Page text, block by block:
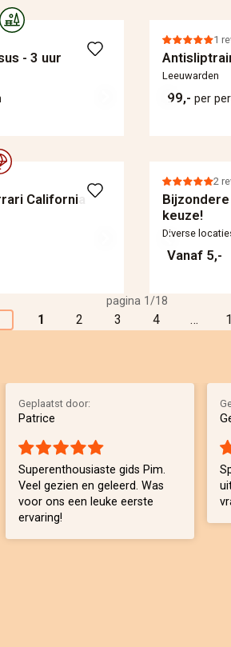
- 3 uur
1
Leeuwarden
99,- per
California
2
keuze!
Diverse
Vanaf 5,-
pagina 1/18
1 2 3 4 …
Geplaatst door:
Patrice
Superenthousiaste gids Pim.
Veel gezien en geleerd. Was
voor ons een leuke eerste
ervaring!